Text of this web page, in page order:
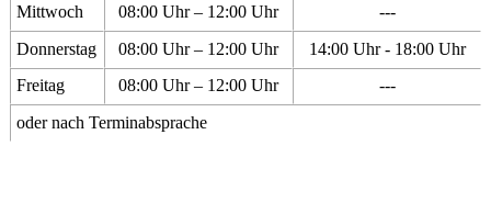
Mittwoch
08:00 Uhr – 12:00 Uhr
---
Donnerstag
08:00 Uhr – 12:00 Uhr
14:00 Uhr - 18:00 Uhr
Freitag
08:00 Uhr – 12:00 Uhr
---
oder nach Terminabsprache